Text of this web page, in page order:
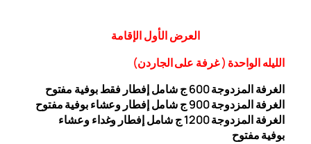
العرضالأولالإقامة
الليله الواحدة ( غرفة على الجاردن)
الغرفة المزدوجة
600 ج شامل إفطار فقط بوفية مفتوح
الغرفة المزدوجة 900 ج شامل إفطار وعشاء بوفية مفتوح
الغرفة المزدوجة 1200 ج شامل إفطار وغداء وعشاء
بوفيةمفتوح